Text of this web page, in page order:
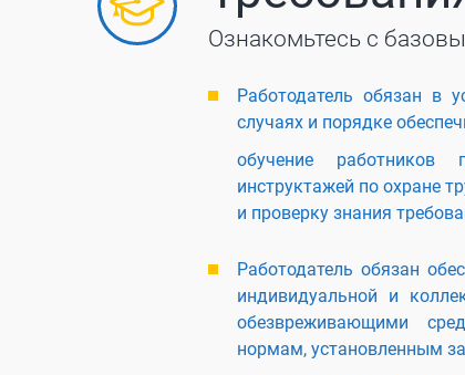
Ознакомьтесь с
Работодатель обязан в
случаях и порядке
обучение работников
инструктажей по охране
и проверку знания
Работодатель обязан
индивидуальной и
обезвреживающими
нормам, установленным